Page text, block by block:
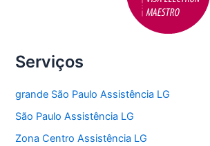
Serviços
grande São Paulo Assistência LG
São Paulo Assistência LG
Zona Centro Assistência LG